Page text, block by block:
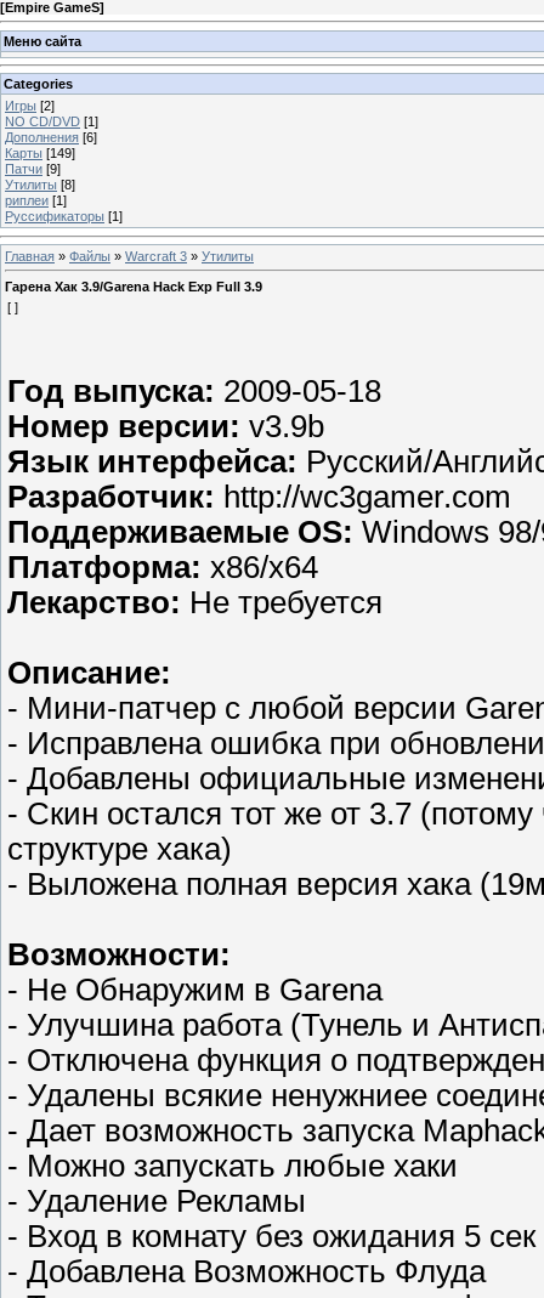
[Empire GameS]
Меню сайта
Categories
Игры [2]
NO CD/DVD [1]
Дополнения [6]
Карты [149]
Патчи [9]
Утилиты [8]
риплеи [1]
Руссификаторы [1]
Главная » Файлы » Warcraft 3 » Утилиты
Гарена Хак 3.9/Garena Hack Exp Full 3.9
[ ]
Год выпуска: 2009-05-18
Номер версии: v3.9b
Язык интерфейса: Русский/
Разработчик: http://wc3gamer.com
Поддерживаемые OS: Windows
Платформа: x86/x64
Лекарство: Не требуется
Описание:
- Мини-патчер с любой версии
- Исправлена ошибка при
- Добавлены официальные
- Скин остался тот же от 3.7
структуре хака)
- Выложена полная версия хака
Возможности:
- Не Обнаружим в Garena
- Улучшина работа (Тунель и
- Отключена функция о
- Удалены всякие ненужниее
- Дает возможность запуска
- Можно запускать любые хаки
- Удаление Рекламы
- Вход в комнату без ожидания 5 сек
- Добавлена Возможность Флуда